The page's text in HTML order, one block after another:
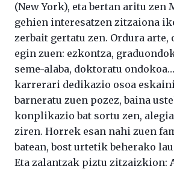
(New York), eta bertan aritu zen
gehien interesatzen zitzaiona
zerbait gertatu zen. Ordura
egin zuen: ezkontza,
seme-alaba, doktoratu
karrerari dedikazio osoa
barneratu zuen pozez, baina
konplikazio bat sortu zen,
ziren. Horrek esan nahi zuen
batean, bost urtetik beherako
Eta zalantzak piztu zitzaizkion: